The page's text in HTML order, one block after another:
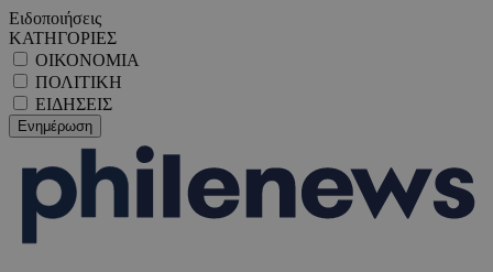
Ειδοποιήσεις
ΚΑΤΗΓΟΡΙΕΣ
ΟΙΚΟΝΟΜΙΑ
ΠΟΛΙΤΙΚΗ
ΕΙΔΗΣΕΙΣ